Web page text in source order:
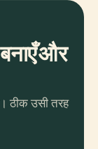
बनाएँ और
ठीक उसी तरह